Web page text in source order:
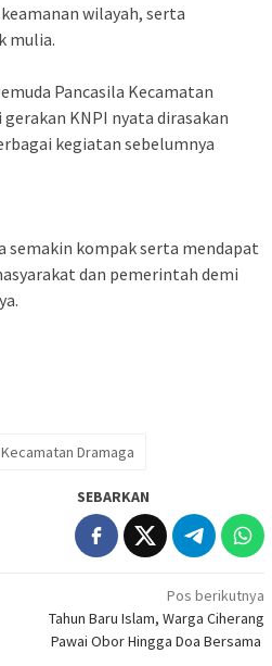
wilayah, serta
mulia.
Pancasila Kecamatan
KNPI nyata dirasakan
kegiatan sebelumnya
semakin kompak serta mendapat
dan pemerintah demi
Kecamatan Dramaga
SEBARKAN
Pos berikutnya
Tahun Baru Islam, Warga Ciherang
Pawai Obor Hingga Doa Bersama ‎